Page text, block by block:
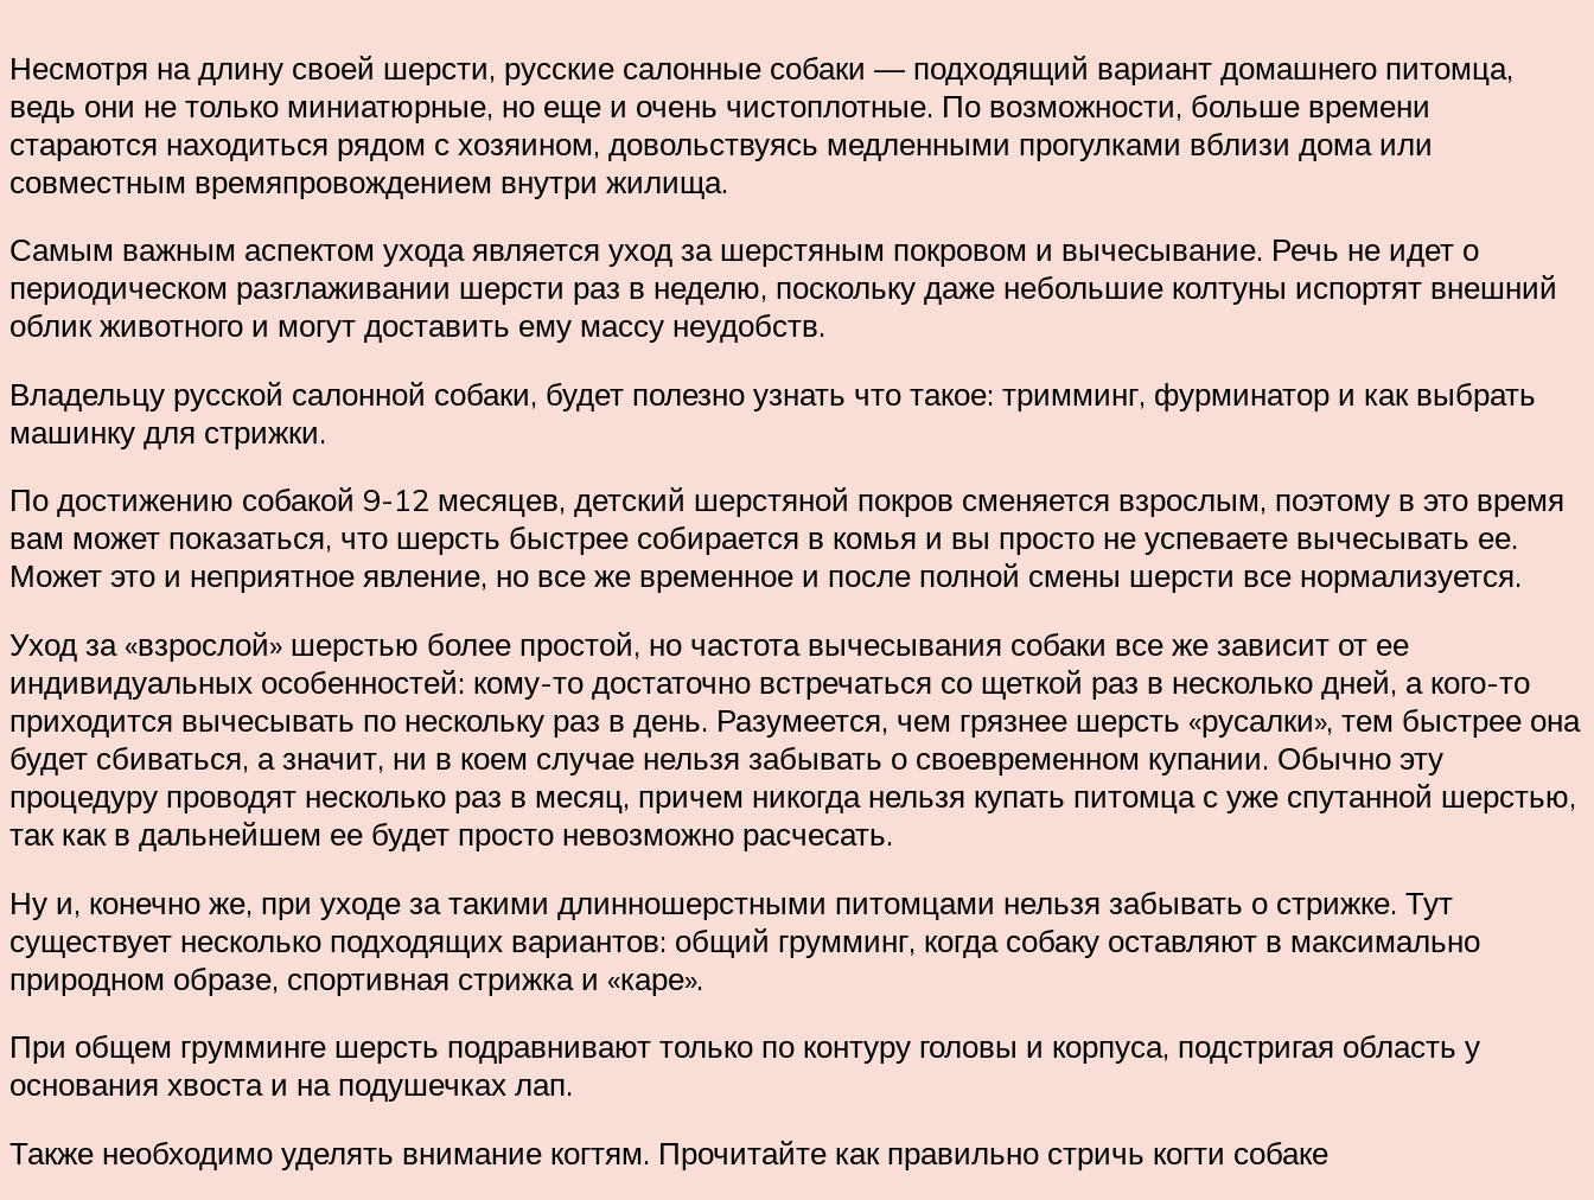
Несмотря на длину своей шерсти, русские салонные собаки — подходящий вариант домашнего питомца,
ведь они не только миниатюрные, но еще и очень чистоплотные. По возможности, больше времени
стараются находиться рядом с хозяином, довольствуясь медленными прогулками вблизи дома или
совместным времяпровождением внутри жилища.
Самым важным аспектом ухода является уход за шерстяным покровом и вычесывание. Речь не идет о
периодическом разглаживании шерсти раз в неделю, поскольку даже небольшие колтуны испортят внешний
облик животного и могут доставить ему массу неудобств.
Владельцу русской салонной собаки, будет полезно узнать что такое: тримминг, фурминатор и как выбрать
машинку для стрижки.
По достижению собакой 9-12 месяцев, детский шерстяной покров сменяется взрослым, поэтому в это время
вам может показаться, что шерсть быстрее собирается в комья и вы просто не успеваете вычесывать ее.
Может это и неприятное явление, но все же временное и после полной смены шерсти все нормализуется.
Уход за «взрослой» шерстью более простой, но частота вычесывания собаки все же зависит от ее
индивидуальных особенностей: кому-то достаточно встречаться со щеткой раз в несколько дней, а кого-то
приходится вычесывать по нескольку раз в день. Разумеется, чем грязнее шерсть «русалки», тем быстрее она
будет сбиваться, а значит, ни в коем случае нельзя забывать о своевременном купании. Обычно эту
процедуру проводят несколько раз в месяц, причем никогда нельзя купать питомца с уже спутанной шерстью,
так как в дальнейшем ее будет просто невозможно расчесать.
Ну и, конечно же, при уходе за такими длинношерстными питомцами нельзя забывать о стрижке. Тут
существует несколько подходящих вариантов: общий грумминг, когда собаку оставляют в максимально
природном образе, спортивная стрижка и «каре».
При общем грумминге шерсть подравнивают только по контуру головы и корпуса, подстригая область у
основания хвоста и на подушечках лап.
Также необходимо уделять внимание когтям. Прочитайте как правильно стричь когти собаке